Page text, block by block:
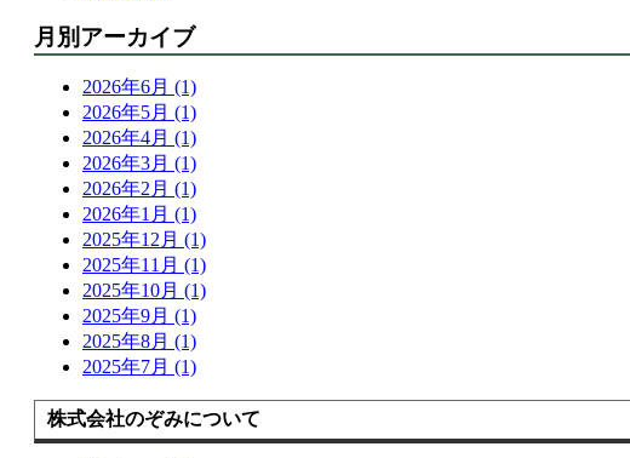
月別アーカイブ
2026年6月 (1)
2026年5月 (1)
2026年4月 (1)
2026年3月 (1)
2026年2月 (1)
2026年1月 (1)
2025年12月 (1)
2025年11月 (1)
2025年10月 (1)
2025年9月 (1)
2025年8月 (1)
2025年7月 (1)
株式会社のぞみについて